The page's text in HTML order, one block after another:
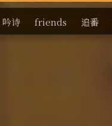
吟诗 friends 追番